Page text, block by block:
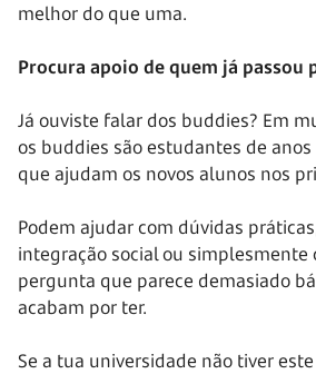
melhor do que uma.
Procura apoio de quem já passou
Já ouviste falar dos buddies? Em
os buddies são estudantes de
que ajudam os novos alunos nos
Podem ajudar com dúvidas
integração social ou simplesmente
pergunta que parece demasiado
acabam por ter.
Se a tua universidade não tiver